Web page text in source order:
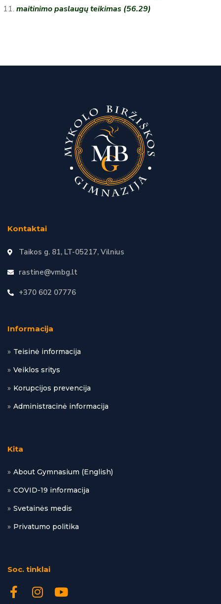
maitinimo paslaugų teikimas (56.29)
Kontaktai
Taikos g. 81, LT-05217, Vilnius
rastine@vmbg.lt
+370 602 07776
Informacija
Teisinė informacija
Veiklos sritys
Korupcijos prevencija
Administracinė informacija
Kita
About Gymnasium (English)
COVID-19 informacija
Svetainės medis
Privatumo politika
Soc. tinklai